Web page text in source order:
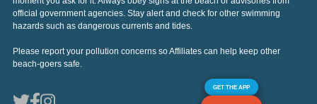
official government agencies. Stay alert and check for other swimming
hazards such as dangerous currents and tides.
Please report your pollution concerns so Affiliates can help keep other
beach-goers safe.
GET THE APP